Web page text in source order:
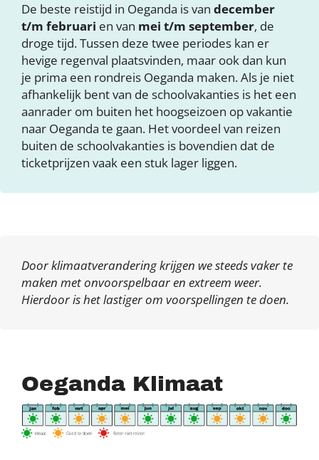
De beste reistijd in Oeganda is van december
t/m februari en van mei t/m september, de
droge tijd. Tussen deze twee periodes kan er
hevige regenval plaatsvinden, maar ook dan kun
je prima een rondreis Oeganda maken. Als je niet
afhankelijk bent van de schoolvakanties is het een
aanrader om buiten het hoogseizoen op vakantie
naar Oeganda te gaan. Het voordeel van reizen
buiten de schoolvakanties is bovendien dat de
ticketprijzen vaak een stuk lager liggen.
Door klimaatverandering krijgen we steeds vaker te
maken met onvoorspelbaar en extreem weer.
Hierdoor is het lastiger om voorspellingen te doen.
Oeganda Klimaat